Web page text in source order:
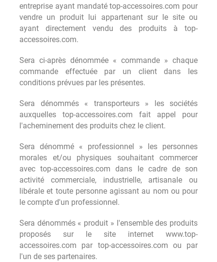
entreprise ayant mandaté top-accessoires.com pour
vendre un produit lui appartenant sur le site ou
ayant directement vendu des produits à top-
accessoires.com.
Sera ci-après dénommée « commande » chaque
commande effectuée par un client dans les
conditions prévues par les présentes.
Sera dénommés « transporteurs » les sociétés
auxquelles top-accessoires.com fait appel pour
l'acheminement des produits chez le client.
Sera dénommé « professionnel » les personnes
morales et/ou physiques souhaitant commercer
avec top-accessoires.com dans le cadre de son
activité commerciale, industrielle, artisanale ou
libérale et toute personne agissant au nom ou pour
le compte d'un professionnel.
Sera dénommés « produit » l'ensemble des produits
proposés sur le site internet www.top-
accessoires.com par top-accessoires.com ou par
l'un de ses partenaires.